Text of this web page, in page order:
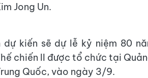
Jong Un.
dự kiến sẽ dự lễ kỷ niệm 80
chiến II được tổ chức tại
Quốc, vào ngày 3/9.